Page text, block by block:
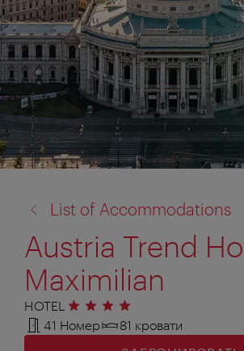
к:
List of Accommodations
Austria Trend
Maximilian
HOTEL 4 звезды
41 Номер
81 кровати